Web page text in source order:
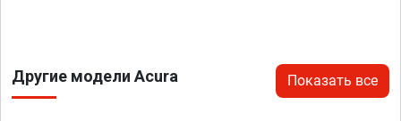
Другие модели Acura Показать все